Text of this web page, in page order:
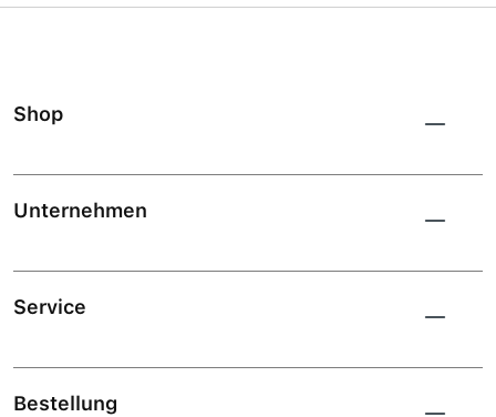
Shop
Unternehmen
Service
Bestellung